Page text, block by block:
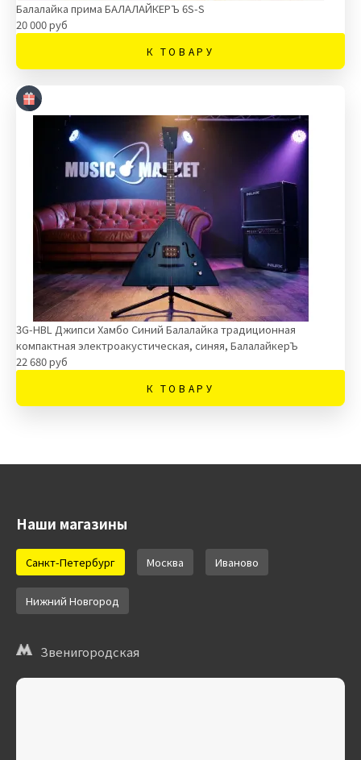
Балалайка прима БАЛАЛАЙКЕРЪ 6S-S
20 000 руб
К ТОВАРУ
3G-HBL Джипси Хамбо Синий Балалайка традиционная
компактная электроакустическая, синяя, БалалайкерЪ
22 680 руб
К ТОВАРУ
Наши магазины
Санкт-Петербург Москва Иваново
Нижний Новгород
Звенигородская